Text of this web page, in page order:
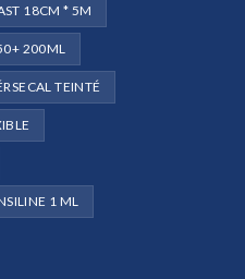
18CM * 5M
200ML
TEINTÉ
1 ML